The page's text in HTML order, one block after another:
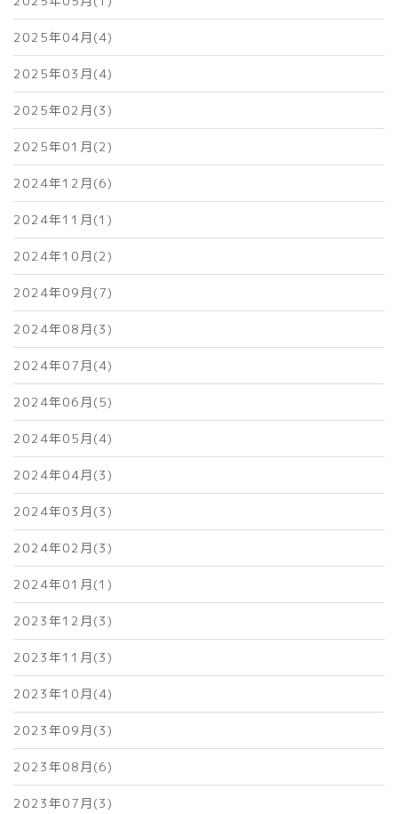
2025年04月(4)
2025年03月(4)
2025年02月(3)
2025年01月(2)
2024年12月(6)
2024年11月(1)
2024年10月(2)
2024年09月(7)
2024年08月(3)
2024年07月(4)
2024年06月(5)
2024年05月(4)
2024年04月(3)
2024年03月(3)
2024年02月(3)
2024年01月(1)
2023年12月(3)
2023年11月(3)
2023年10月(4)
2023年09月(3)
2023年08月(6)
2023年07月(3)